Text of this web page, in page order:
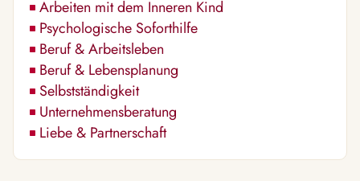
Arbeiten mit dem Inneren Kind
Psychologische Soforthilfe
Beruf & Arbeitsleben
Beruf & Lebensplanung
Selbstständigkeit
Unternehmensberatung
Liebe & Partnerschaft